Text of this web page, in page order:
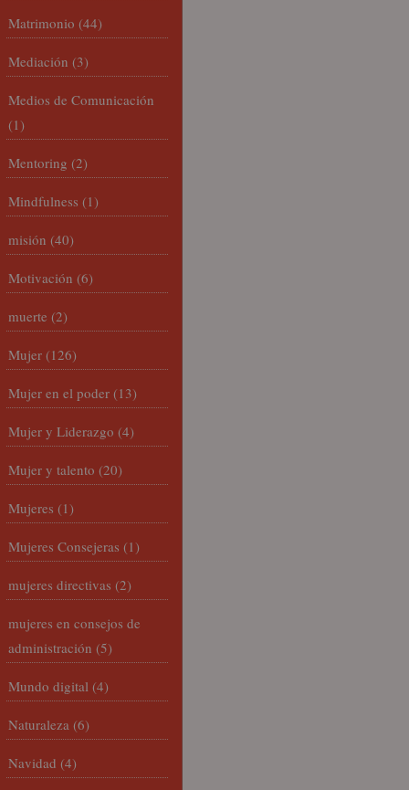
Matrimonio (44)
Mediación (3)
Medios de Comunicación
(1)
Mentoring (2)
Mindfulness (1)
misión (40)
Motivación (6)
muerte (2)
Mujer (126)
Mujer en el poder (13)
Mujer y Liderazgo (4)
Mujer y talento (20)
Mujeres (1)
Mujeres Consejeras (1)
mujeres directivas (2)
mujeres en consejos de
administración (5)
Mundo digital (4)
Naturaleza (6)
Navidad (4)